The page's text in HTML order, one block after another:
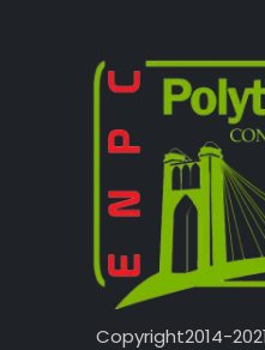
Copyright2014-